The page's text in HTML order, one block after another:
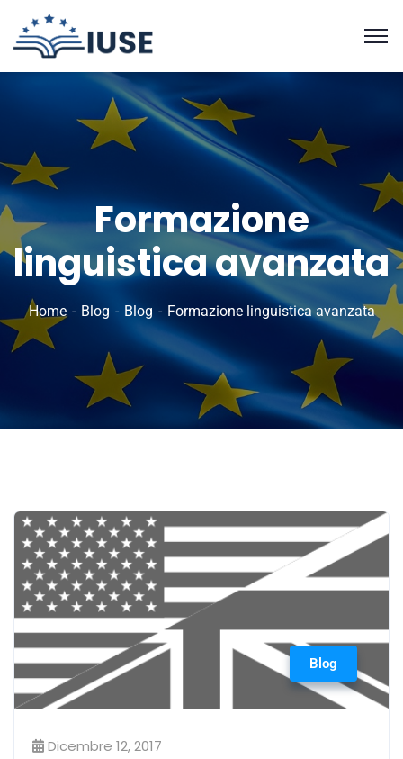
Formazione
linguistica avanzata
Home Blog Blog Formazione linguistica avanzata
Blog
Dicembre 12, 2017